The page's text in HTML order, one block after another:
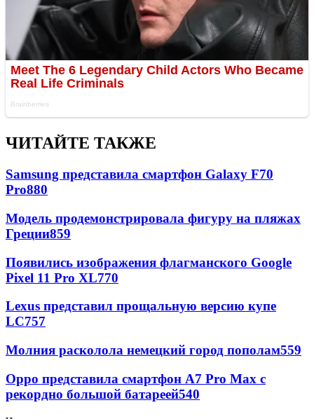
ЧИТАЙТЕ ТАКЖЕ
Samsung представила смартфон Galaxy F70
Pro880
Модель продемонстрировала фигуру на пляжах
Греции859
Появились изображения флагманского Google
Pixel 11 Pro XL770
Lexus представил прощальную версию купе
LC757
Молния расколола немецкий город пополам559
Oppo представила смартфон A7 Pro Max с
рекордно большой батареей540